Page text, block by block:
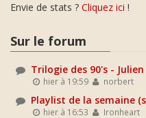
Envie de stats ? Cliquez ici !
Sur le forum
Trilogie des 90's -
hier à 19:59 norbert
Playlist de la semaine
hier à 16:53 Ironheart